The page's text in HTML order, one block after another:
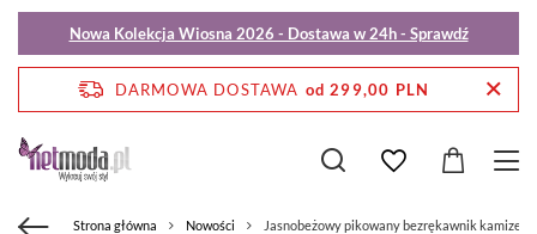
Nowa Kolekcja Wiosna 2026 - Dostawa w 24h - Sprawdź
DARMOWA DOSTAWA od 299,00 PLN
Strona główna Nowości Jasnobeżowy pikowany bezrękawnik